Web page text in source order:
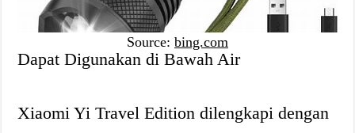
Source: bing.com
Dapat Digunakan di Bawah Air
Xiaomi Yi Travel Edition dilengkapi dengan